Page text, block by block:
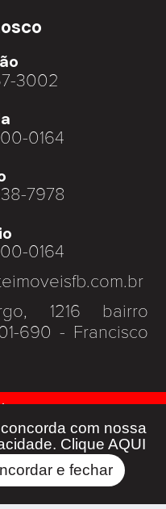
com nossa
Clique AQUI
e fechar
3002
0164
7978
0164
1216 bairro
690 - Francisco
- J 06369 -
-